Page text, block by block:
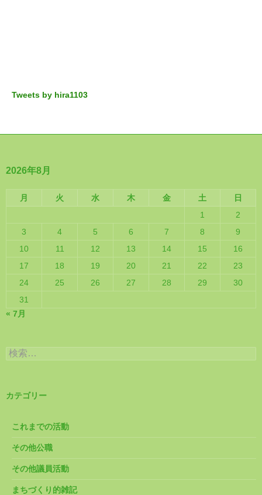
Tweets by hira1103
2026年8月
月 火 水 木 金 土
日
1
2
3
4 5 6 7 8
9
10
11 12 13 14 15
16
17
18 19 20 21 22
23
24
25 26 27 28 29
30
31
« 7月
検
索:
カテゴリー
これまでの活動
その他公職
その他議員活動
まちづくり的雑記